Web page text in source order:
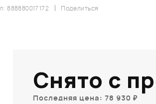
Поделиться
888880017172
Снято с
Последняя цена: 78 930 ₽